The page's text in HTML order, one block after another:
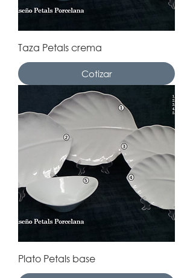
Taza Petals crema
Cotizar
Plato Petals base